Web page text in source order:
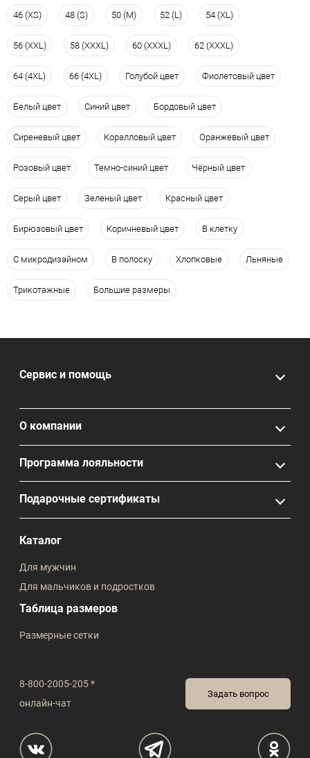
46 (XS) 48 (S) 50 (M) 52 (L) 54 (XL)
56 (XXL) 58 (XXXL) 60 (XXXL) 62 (XXXL)
64 (4XL) 66 (4XL) Голубой цвет Фиолетовый цвет
Белый цвет Синий цвет Бордовый цвет
Сиреневый цвет Коралловый цвет Оранжевый цвет
Розовый цвет Темно-синий цвет Чёрный цвет
Серый цвет Зеленый цвет Красный цвет
Бирюзовый цвет Коричневый цвет В клетку
С микродизайном В полоску Хлопковые Льняные
Трикотажные Большие размеры
8-800-2005-205 *
онлайн-чат
Задать вопрос
Сервис и помощь
О компании
Программа лояльности
Подарочные сертификаты
Каталог
Для мужчин
Для мальчиков и подростков
Таблица размеров
Размерные сетки